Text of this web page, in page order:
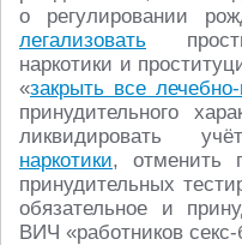
о регулировании
легализовать
наркотики и
«закрыть все
принудительного
ликвидировать
наркотики, отменить
принудительных
обязательное и
ВИЧ «работников